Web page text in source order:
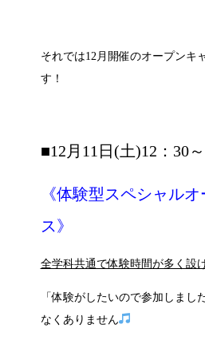
それでは12月開催のオープンキ
す！
■12月11日(土)12：30
《体験型スペシャル
ス》
全学科共通で体験時間が多く設
「体験がしたいので参加しまし
なくありません